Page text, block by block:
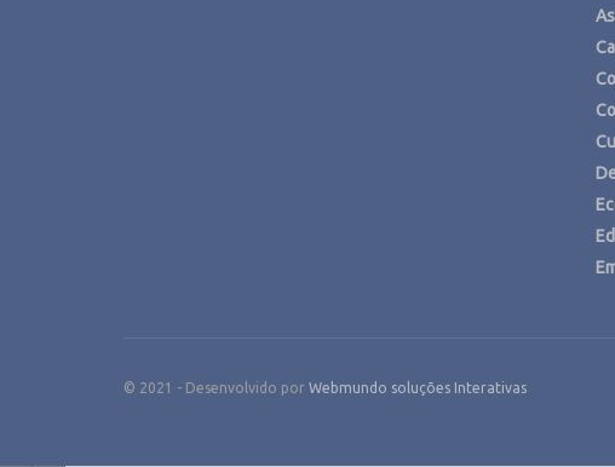
© 2021 - Desenvolvido por Webmundo soluções Interativas